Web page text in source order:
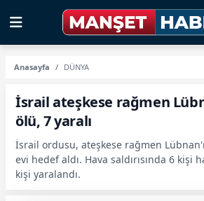
Anasayfa DÜNYA
İsrail ateşkese rağmen
ölü, 7 yaralı
İsrail ordusu, ateşkese rağmen
evi hedef aldı. Hava saldırısında 6 kişi
kişi yaralandı.